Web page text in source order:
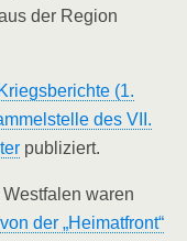
der Region
(1.
des VII.
publiziert.
waren
der „Heimatfront“